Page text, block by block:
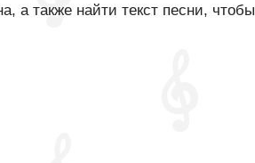
также найти текст песни, чтобы